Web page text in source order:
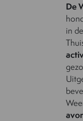
De
in